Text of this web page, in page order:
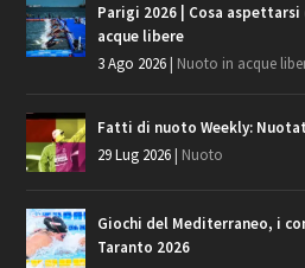
Parigi 2026 | Cosa
acque libere
3 Ago 2026| Nuoto in acque
Fatti di nuoto Weekly:
29 Lug 2026| Nuoto
Giochi del Mediterraneo, i
Taranto 2026